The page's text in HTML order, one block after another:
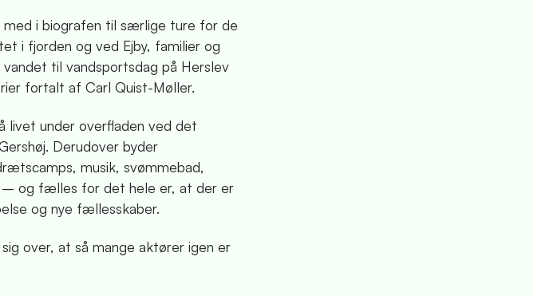
i biografen til særlige ture for de
i fjorden og ved Ejby, familier og
til vandsportsdag på Herslev
fortalt af Carl Quist-Møller.
under overfladen ved det
Derudover byder
musik, svømmebad,
og fælles for det hele er, at der er
og nye fællesskaber.
over, at så mange aktører igen er